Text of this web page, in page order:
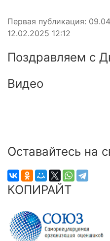
Первая публикация:
12.02.2025 12:12
Поздравляем с
Видео
Оставайтесь на
КОПИРАЙТ